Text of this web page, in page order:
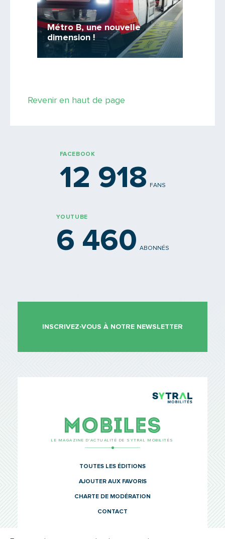
Métro B, une nouvelle
dimension !
Revenir en haut de page
FACEBOOK
12 918 FANS
YOUTUBE
6 460 ABONNÉS
INSCRIVEZ-VOUS À NOTRE NEWSLETTER
LE MAGAZINE D’ACTUALITÉ DE SYTRAL MOBILITÉS
TOUTES LES ÉDITIONS
AJOUTER AUX FAVORIS
CHARTE DE MODÉRATION
CONTACT